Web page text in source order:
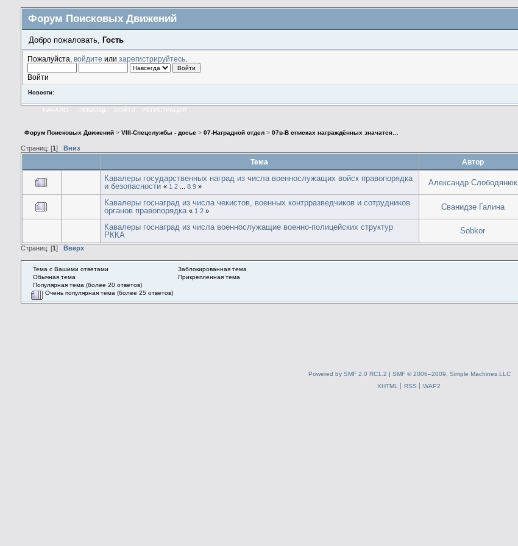
Форум Поисковых Движений
Добро пожаловать, Гость
Пожалуйста, войдите или зарегистрируйтесь.
Войти
Новости:
НАЧАЛО ПОМОЩЬ ВОЙТИ РЕГИСТРАЦИЯ
Форум Поисковых Движений >VIII-Спецслужбы - досье >07-Наградной отдел >07в-В списках награждённых значатся…
Страниц: [1 ] Вниз
Тема Автор
Кавалеры государственных наград из числа военнослужащих войск правопорядка
и безопасности « 1 2 ...8 9 » Александр Слободянюк
Кавалеры госнаград из числа чекистов, военных контрразведчиков и сотрудников
органов правопорядка « 1 2 » Сванидзе Галина
Кавалеры госнаград из числа военнослужащие военно-полицейских структур
РККА
Sobkor
Страниц: [1 ] Вверх
Тема с Вашими ответами
Обычная тема
Популярная тема (более 20 ответов)
Очень популярная тема (более 25 ответов)
Заблокированная тема
Прикрепленная тема
Powered by SMF 2.0 RC1.2
SMF © 2006–2009, Simple Machines LLC
XHTML
RSS WAP2